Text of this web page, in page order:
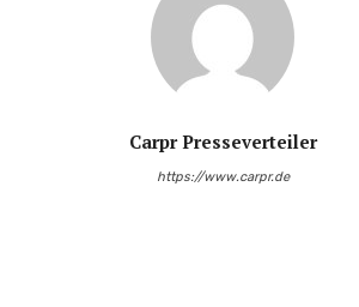
Carpr Presseverteiler
https://www.carpr.de